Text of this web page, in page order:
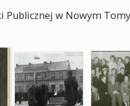
w Nowym